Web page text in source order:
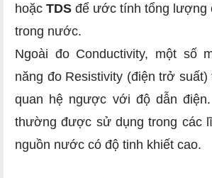
hoặc TDS để ước tính tổng lượng
trong nước.
Ngoài đo Conductivity, một số
năng đo Resistivity (điện trở suất)
quan hệ ngược với độ dẫn
thường được sử dụng trong các
nguồn nước có độ tinh khiết cao.